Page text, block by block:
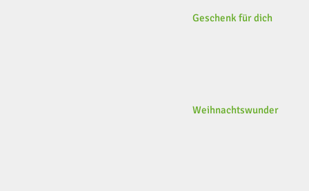
Geschenk für dich
Weihnachtswunder